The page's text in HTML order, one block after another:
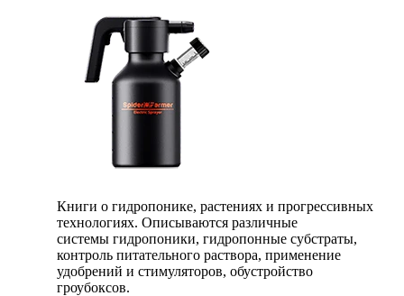
Книги о гидропонике, растениях и прогрессивных
технологиях. Описываются различные
системы гидропоники, гидропонные субстраты,
контроль питательного раствора, применение
удобрений и стимуляторов, обустройство
гроубоксов.